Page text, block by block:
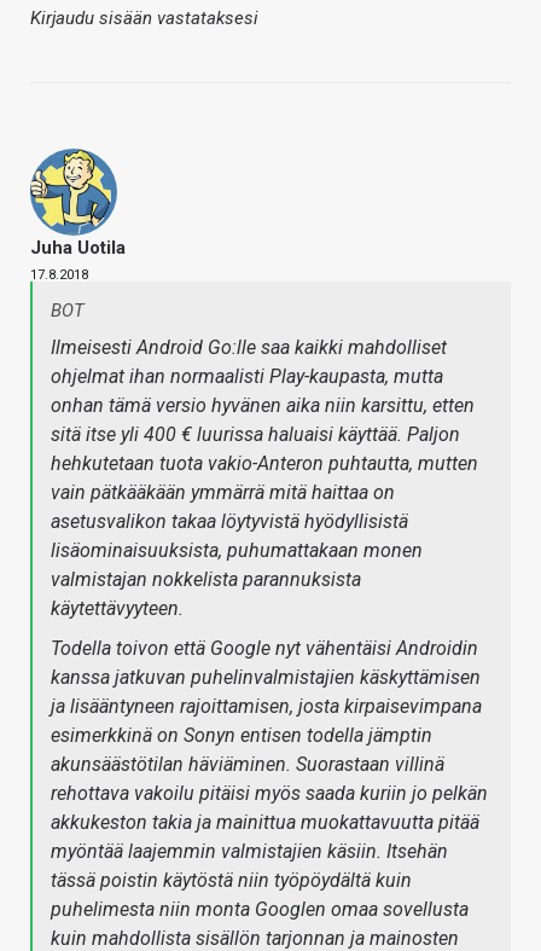
Kirjaudu sisään vastataksesi
Juha Uotila
17.8.2018
BOT
Ilmeisesti Android Go:lle saa kaikki mahdolliset
ohjelmat ihan normaalisti Play-kaupasta, mutta
onhan tämä versio hyvänen aika niin karsittu, etten
sitä itse yli 400 € luurissa haluaisi käyttää. Paljon
hehkutetaan tuota vakio-Anteron puhtautta, mutten
vain pätkääkään ymmärrä mitä haittaa on
asetusvalikon takaa löytyvistä hyödyllisistä
lisäominaisuuksista, puhumattakaan monen
valmistajan nokkelista parannuksista
käytettävyyteen.
Todella toivon että Google nyt vähentäisi Androidin
kanssa jatkuvan puhelinvalmistajien käskyttämisen
ja lisääntyneen rajoittamisen, josta kirpaisevimpana
esimerkkinä on Sonyn entisen todella jämptin
akunsäästötilan häviäminen. Suorastaan villinä
rehottava vakoilu pitäisi myös saada kuriin jo pelkän
akkukeston takia ja mainittua muokattavuutta pitää
myöntää laajemmin valmistajien käsiin. Itsehän
tässä poistin käytöstä niin työpöydältä kuin
puhelimesta niin monta Googlen omaa sovellusta
kuin mahdollista sisällön tarjonnan ja mainosten